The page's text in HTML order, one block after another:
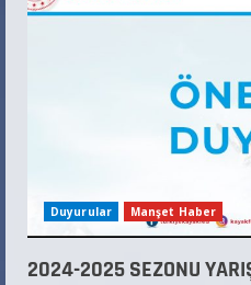
Duyurular Manşet Haber
2024-2025 SEZONU